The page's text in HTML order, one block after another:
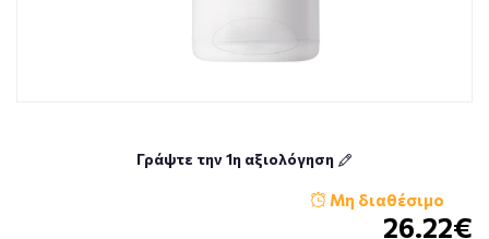
Γράψτε την 1η αξιολόγηση
Μη διαθέσιμο
26.22€